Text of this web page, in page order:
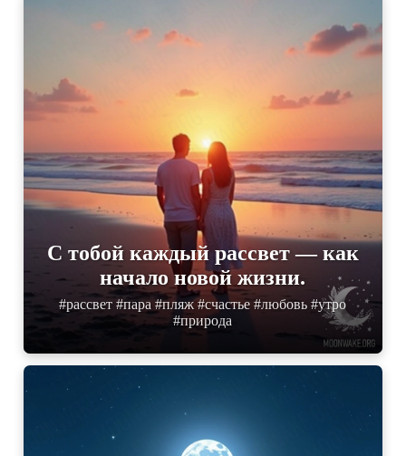
С тобой каждый рассвет — как
начало новой жизни.
#рассвет #пара #пляж #счастье #любовь #утро
#природа